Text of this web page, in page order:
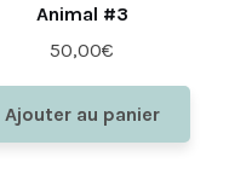
Animal #3
50,00€
Ajouter au panier